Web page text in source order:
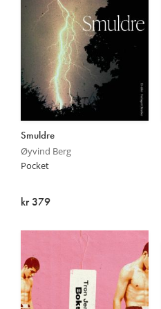
Smuldre
Øyvind Berg
Pocket
kr 379